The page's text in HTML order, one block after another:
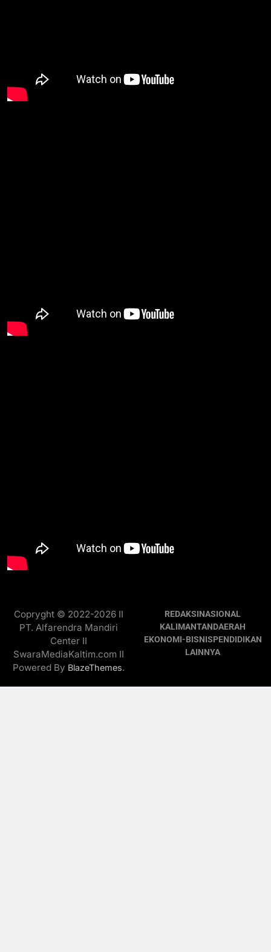
Copryght © 2022-2026 II
PT. Alfarendra Mandiri
Center II
SwaraMediaKaltim.com II
Powered By BlazeThemes.
REDAKSINASIONAL
KALIMANTANDAERAH
EKONOMI-BISNISPENDIDIKAN
LAINNYA